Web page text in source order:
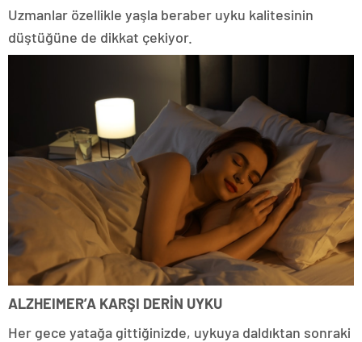
Uzmanlar özellikle yaşla beraber uyku kalitesinin
düştüğüne de dikkat çekiyor.
ALZHEIMER’A KARŞI DERİN UYKU
Her gece yatağa gittiğinizde, uykuya daldıktan sonraki